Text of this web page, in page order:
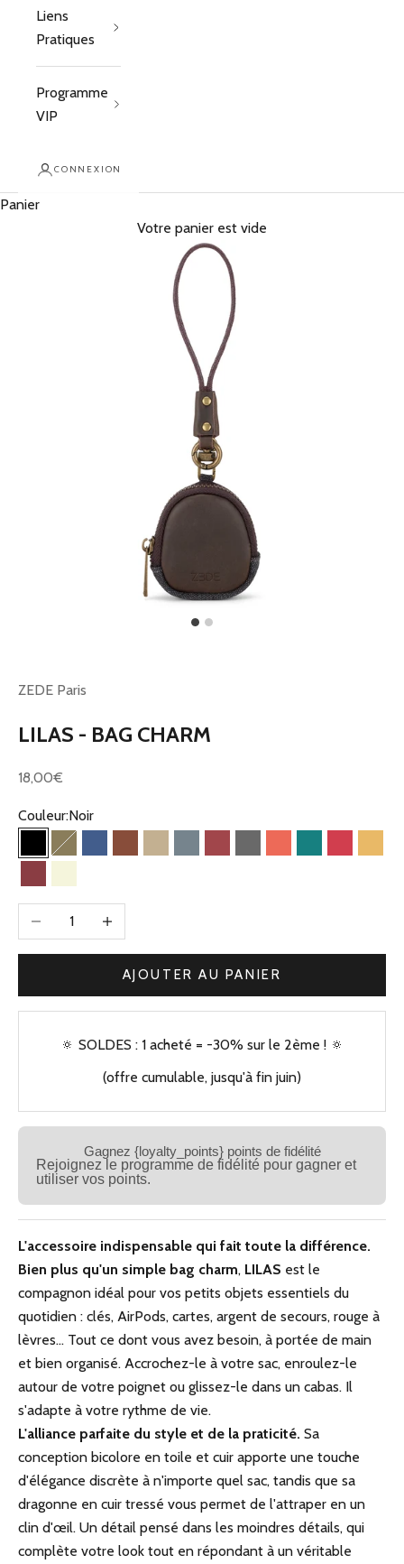
Liens
Pratiques
Programme
VIP
CONNEXION
Panier
Votre panier est vide
ZEDE Paris
LILAS - BAG CHARM
Prix de vente
18,00€
Couleur:Noir
Noir OliveBleu Jean
CamelBeige Kaki
Bleu Gris
BriqueGris CorailVert Framboise
Jaune
Bordeaux
Beige
Diminuer la quantitéAugmenter la quantité
AJOUTER AU PANIER
🔅 SOLDES : 1 acheté = -30% sur le 2ème ! 🔅
(offre cumulable, jusqu'à fin juin)
Gagnez {loyalty_points} points de fidélité
Rejoignez le programme de fidélité pour gagner et
utiliser vos points.
L'accessoire indispensable qui fait toute la différence.
Bien plus qu'un simple bag charm, LILAS est le
compagnon idéal pour vos petits objets essentiels du
quotidien : clés, AirPods, cartes, argent de secours, rouge à
lèvres… Tout ce dont vous avez besoin, à portée de main
et bien organisé. Accrochez-le à votre sac, enroulez-le
autour de votre poignet ou glissez-le dans un cabas. Il
s'adapte à votre rythme de vie.
L'alliance parfaite du style et de la praticité. Sa
conception bicolore en toile et cuir apporte une touche
d'élégance discrète à n'importe quel sac, tandis que sa
dragonne en cuir tressé vous permet de l'attraper en un
clin d'œil. Un détail pensé dans les moindres détails, qui
complète votre look tout en répondant à un véritable